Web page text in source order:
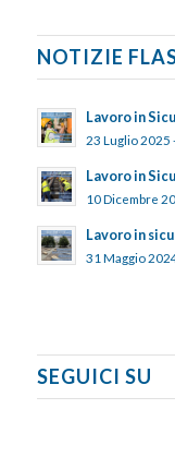
NOTIZIE
Lavoro in
23 Luglio 2025
Lavoro in
10 Dicembre
Lavoro in
31 Maggio
SEGUICI SU